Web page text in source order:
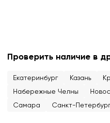
Проверить наличие в
Екатеринбург Казань
Набережные Челны
Самара
Санкт-